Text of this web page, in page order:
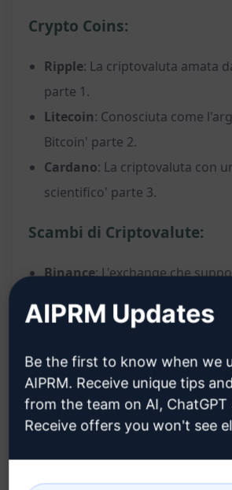
Crypto Coins:
Ripple: La criptovaluta amata
parte 1.
Litecoin: Conosciuta come
Bitcoin' parte 2.
Cardano: La criptovaluta con
scientifico' parte 3.
Scambi di Criptovalute:
Binance: L'exchange che
Coinbase: La piattaforma di
Kraken
: L'exchange con una
sicurezza' parte 3.
Portafogli di Criptovalute:
Ledger Nano S: Il portafoglio
AIPRM Updates
Be the first to know when we
AIPRM. Receive unique tips
from the team on AI, ChatGPT
Receive offers you won't see